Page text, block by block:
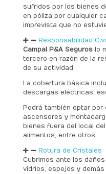
sufridos por los bienes
en póliza por cualquier
imprevista que no
Responsabilidad
Campal P&A Seguros lo
tercero en razón de la
de su actividad.
La cobertura básica
descargas eléctricas,
Podrá también optar
ascensores y
bienes fuera del local
alimentos, entre otros.
Rotura de Cristales
Cubrimos ante los
vidrios, espejos y